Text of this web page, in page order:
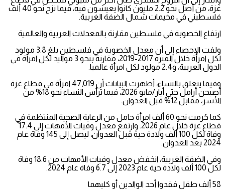
غزة، من أصل نحو 2.2 مليون كانوا يعيشون فيه، فيما نزح نحو 40 ألف
فلسطيني في مخيمات شمال الضفة الغربية.
ارتفاع الخصوبة في فلسطين مقارنة بالمعدلات العربية والعالمية
ولفت الإحصاء إلى أن معدل الخصوبة في فلسطين بلغ 3.8 مولود
لكل امرأة خلال الفترة 2017-2019، مقارنة بنحو 3 مواليد لكل امرأة في
الدول العربية، و2.4 مولود لكل امرأة عالميا.
وفيما يتعلق بالنساء، أظهرت البيانات أن 47,019 امرأة في قطاع غزة
أصبحن أرامل حتى أيار/مايو 2026، فيما ترأس النساء نحو 18% من
الأسر، مقابل 12% قبل العدوان.
كما حُرمت نحو 60 ألف امرأة حامل من الرعاية الصحية المنتظمة في
قطاع غزة خلال عام 2026. وارتفع معدل وفيات الأمهات إلى 17.4
وفاة لكل 100 ألف ولادة حية قبل العدوان، ليصل إلى 145 وفاة عام
2024 بعد العدوان.
وفي الضفة الغربية، انخفض معدل وفيات الأمهات من 18.6 وفاة
لكل 100 ألف ولادة حية عام 2023 إلى 6.7 وفاة عام 2024.
58 ألف طفل فقدوا أحد الوالدين أو كليهما